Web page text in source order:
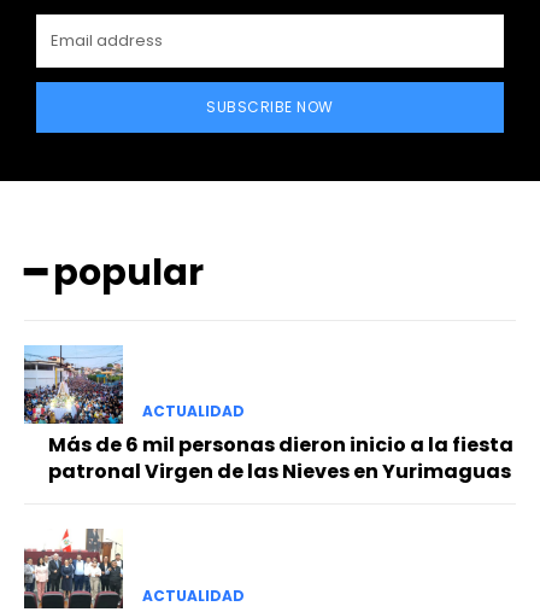
━ Planes
SUBSCRIBE NOW
━ popular
ACTUALIDAD
Más de 6 mil personas dieron inicio a la fiesta
patronal Virgen de las Nieves en Yurimaguas
ACTUALIDAD